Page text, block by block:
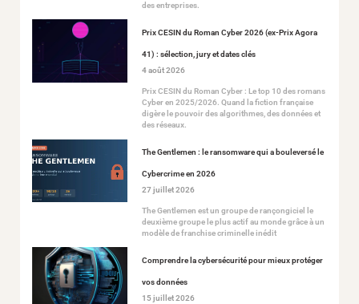
des entreprises.
Prix CESIN du Roman Cyber 2026 (ex-Prix Agora
41) : sélection, jury et dates clés
4 août 2026
Prix CESIN du Roman Cyber : Le top 10 des romans
Cyber en 2025/2026. Quand la fiction française
digère le pouvoir des algorithmes, des données et
des réseaux.
The Gentlemen : le ransomware qui a bouleversé le
Cybercrime en 2026
27 juillet 2026
The Gentlemen est un groupe de rançongiciel le
deuxième groupe le plus actif au monde grâce à un
modèle de franchise criminelle inédit
Comprendre la cybersécurité pour mieux protéger
vos données
15 juillet 2026